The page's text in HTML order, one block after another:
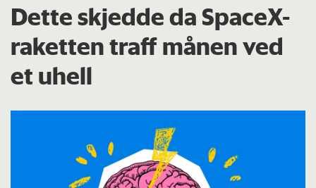
Dette skjedde da SpaceX-
raketten traff månen ved
et uhell